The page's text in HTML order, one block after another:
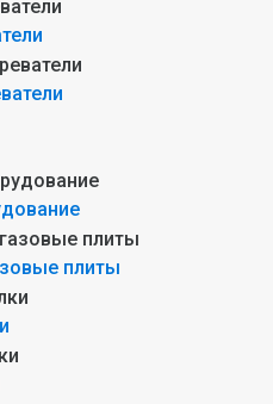
плиты